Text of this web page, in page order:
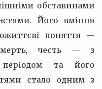
обставинами
Його вміння
поняття —
честь — з
періодом та його
стало одним з